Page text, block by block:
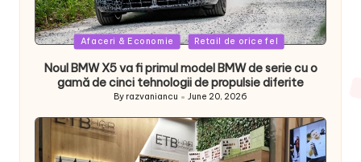
Posted
Afaceri & Economie Retail de orice fel
Noul BMW X5 va fi primul model BMW de serie cu o
gamă de cinci tehnologii de propulsie diferite
Posted
By razvaniancu June 20, 2026